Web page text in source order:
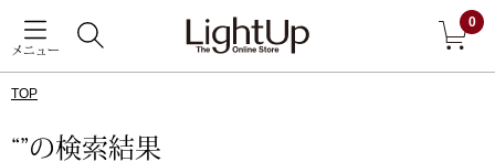
メニュー
0
TOP
“”の検索結果